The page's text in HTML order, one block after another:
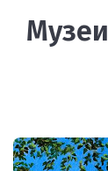
Музеи